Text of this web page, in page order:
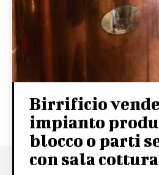
Birrificio vende
impianto
blocco o parti
con sala